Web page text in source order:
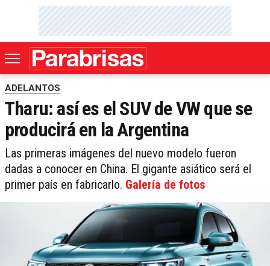
ADELANTOS
Tharu: así es el SUV de VW que se
producirá en la Argentina
Las primeras imágenes del nuevo modelo fueron
dadas a conocer en China. El gigante asiático será el
primer país en fabricarlo. Galería de fotos